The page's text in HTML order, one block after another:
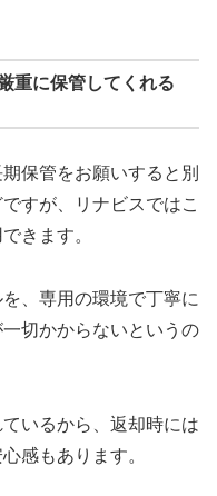
重に保管してくれる
保管をお願いすると別
すが、リナビスではこ
きます。
、専用の環境で丁寧に
切かからないというの
いるから、返却時には
感もあります。